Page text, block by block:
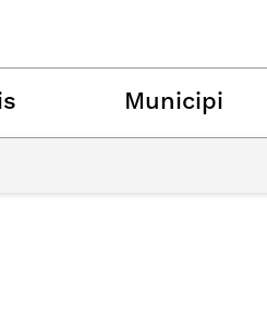
Municipi